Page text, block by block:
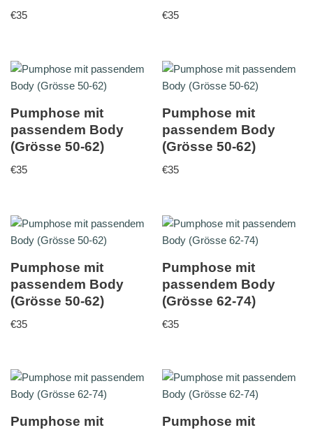
€35 €35
Pumphose mit
passendem Body
(Grösse 50-62)
€35
Pumphose mit
passendem Body
(Grösse 50-62)
€35
Pumphose mit
passendem Body
(Grösse 50-62)
€35
Pumphose mit
passendem Body
(Grösse 62-74)
€35
Pumphose mit Pumphose mit